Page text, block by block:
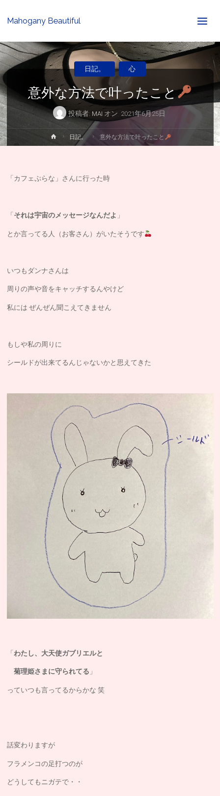
Mahogany Beautiful
意外な方法で叶ったこと
投稿者: MAI オン 2021年6月25日
日記。 心
ホ
ー
日記。 意外な方法で叶ったこと
「カフェぷらな」さんに行った時
「 それは宇宙のメッセージなんだよ 」
とか言ってる人（お客さん）がいたそうです
いつもダンナさんは
周りの声や音をキャッチするんやけど
私には ぜんぜん聞こえてきません
もしや私の周りに
シールドが出来てるんじゃないかと思えてきた
「 わたし、大天使ガブリエルと
菊理姫さまに守られてる 」
っていつも言ってるからかな 笑
話変わりますが
フラメンコの足打つのが
どうしてもニガテで・・